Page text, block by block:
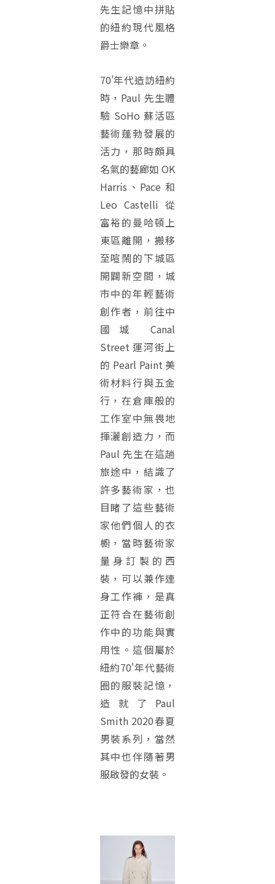
先生記憶中拼貼
的紐約現代風格
爵士樂章。
70'年代造訪紐約
時，Paul 先生體
驗 SoHo 蘇活區
藝術蓬勃發展的
活力，那時頗具
名氣的藝廊如 OK
Harris、Pace 和
Leo Castelli 從
富裕的曼哈頓上
東區離開，搬移
至喧鬧的下城區
開闢新空間，城
市中的年輕藝術
創作者，前往中
國城 Canal
Street 運河街上
的 Pearl Paint 美
術材料行與五金
行，在倉庫般的
工作室中無畏地
揮灑創造力，而
Paul 先生在這趟
旅途中，結識了
許多藝術家，也
目睹了這些藝術
家他們個人的衣
櫥，當時藝術家
量身訂製的西
裝，可以兼作連
身工作褲，是真
正符合在藝術創
作中的功能與實
用性。這個屬於
紐約70'年代藝術
圈的服裝記憶，
造就了Paul
Smith 2020春夏
男裝系列，當然
其中也伴隨著男
服啟發的女裝。